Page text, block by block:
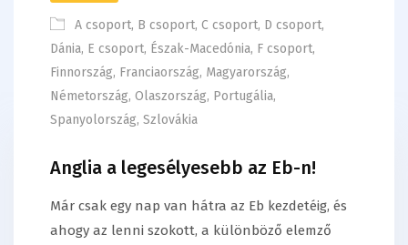
A csoport, B csoport, C csoport, D csoport,
Dánia, E csoport, Észak-Macedónia, F csoport,
Finnország, Franciaország, Magyarország,
Németország, Olaszország, Portugália,
Spanyolország, Szlovákia
Anglia a legesélyesebb az Eb-n!
Már csak egy nap van hátra az Eb kezdetéig, és
ahogy az lenni szokott, a különböző elemző